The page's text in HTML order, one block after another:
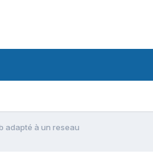
adapté à un reseau